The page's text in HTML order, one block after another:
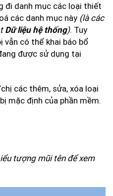
đi danh mục các loại thiết
các danh mục này (là các
Dữ liệu hệ thống). Tuy
vẫn có thể khai báo bổ
được sử dụng tại
các thêm, sửa, xóa loại
mặc định của phần mềm.
tượng mũi tên để xem